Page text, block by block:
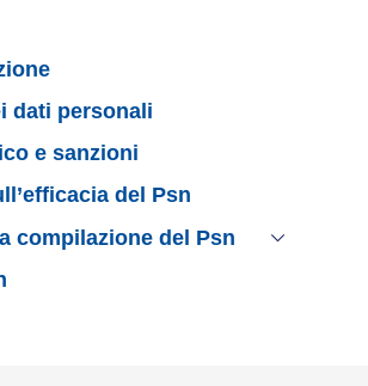
dati personali
e sanzioni
del Psn
compilazione del Psn